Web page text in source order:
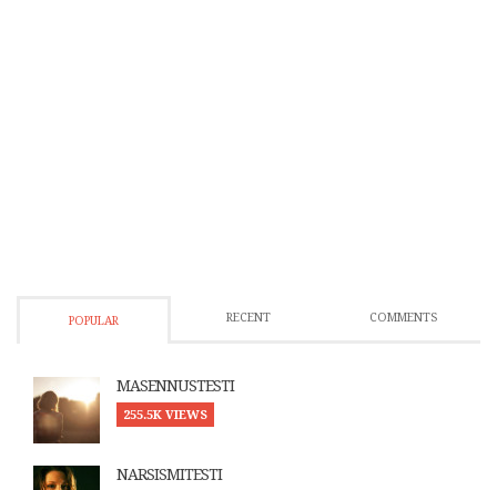
POPULAR RECENT COMMENTS
MASENNUSTESTI
255.5K VIEWS
NARSISMITESTI